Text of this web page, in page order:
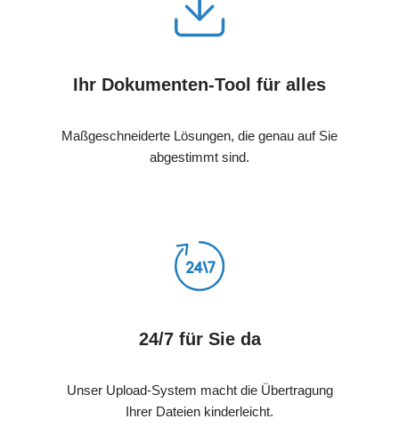
Ihr Dokumenten-Tool für alles
Maßgeschneiderte Lösungen, die genau auf Sie
abgestimmt sind.
24/7 für Sie da
Unser Upload-System macht die Übertragung
Ihrer Dateien kinderleicht.